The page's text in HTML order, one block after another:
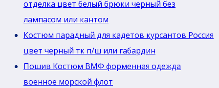
отделка цвет белый брюки черный без
лaмпасом или кантом
Костюм парадный для кадетов курсантов Россия
цвет черный тк п/ш или габардин
Пошив Костюм ВМФ форменная одежда
военное морской флот